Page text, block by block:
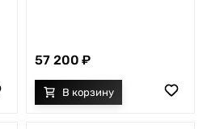
57 200